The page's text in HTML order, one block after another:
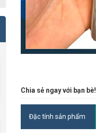
Chia sẻ ngay với bạn bè!
Đặc tính sản phẩm